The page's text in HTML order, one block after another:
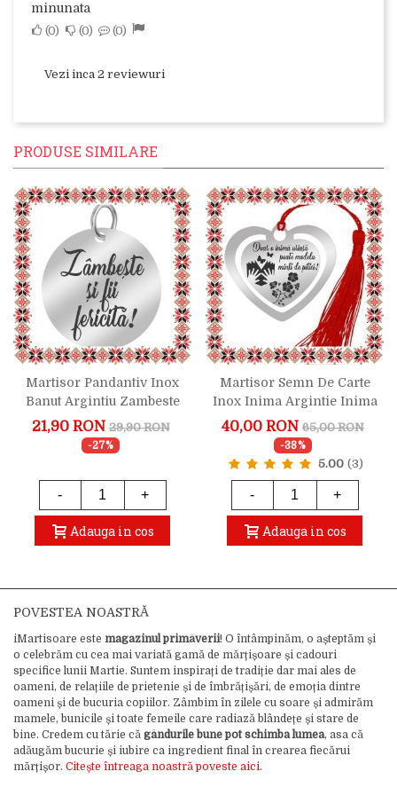
minunata
0 0 0
Vezi inca 2 reviewuri
PRODUSE SIMILARE
Martisor Pandantiv Inox
Banut Argintiu Zambeste
Fii Fericita
21,90 RON 29,90 RON
-27%
- +
Adauga in cos
Martisor Semn De Carte
Inox Inima Argintie Inima
Uriasa
40,00 RON 65,00 RON
-38%
5.00 (3)
- +
Adauga in cos
POVESTEA NOASTRĂ
iMartisoare este magazinul primăverii! O întâmpinăm, o așteptăm și
o celebrăm cu cea mai variată gamă de mărțișoare și cadouri
specifice lunii Martie. Suntem inspirați de tradiție dar mai ales de
oameni, de relațiile de prietenie și de îmbrățișări, de emoția dintre
oameni și de bucuria copiilor. Zâmbim în zilele cu soare și admirăm
mamele, bunicile și toate femeile care radiază blândețe și stare de
bine. Credem cu tărie că gândurile bune pot schimba lumea, asa că
adăugăm bucurie și iubire ca ingredient final în crearea fiecărui
mărțișor. Citește întreaga noastră poveste aici.